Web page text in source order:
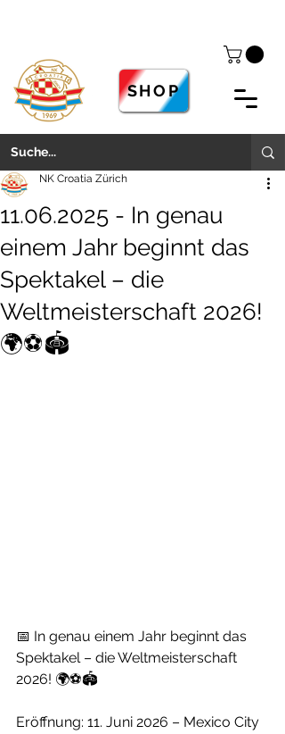
SHOP
11.06.2025 - In genau
einem Jahr beginnt das
Spektakel – die
Weltmeisterschaft 2026!
🌍⚽🏟️
NK Croatia Zürich
📅 In genau einem Jahr beginnt das
Spektakel – die Weltmeisterschaft
2026! 🌍⚽🏟️
Eröffnung: 11. Juni 2026 – Mexico City